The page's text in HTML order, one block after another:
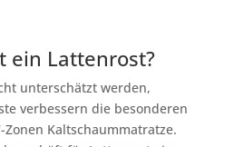
ein Lattenrost?
unterschätzt werden,
verbessern die besonderen
Kaltschaummatratze.